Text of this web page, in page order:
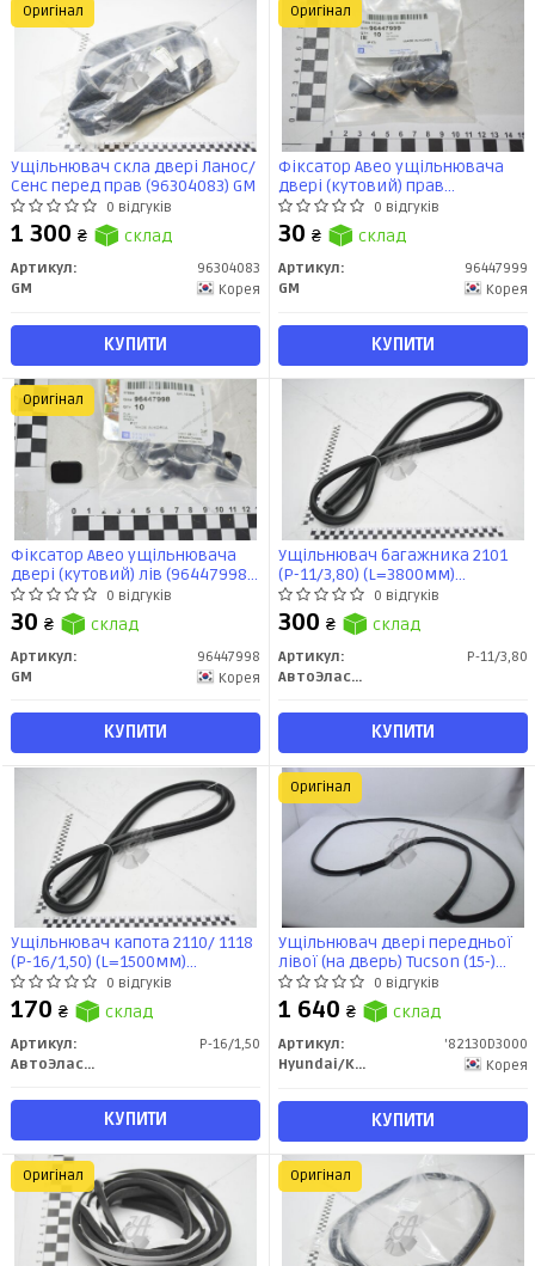
Ущільнювач скла двері Ланос/
Сенс перед прав (96304083) GM
0 відгуків
1 300 ₴ склад
Артикул:
96304083
GM
Корея
КУПИТИ
Оригінал
Фіксатор Авео ущільнювача
двері (кутовий) прав
(96447999) GM0 відгуків
30 ₴ склад
Артикул:
96447999
GM
Корея
КУПИТИ
Оригінал
Фіксатор Авео ущільнювача
двері (кутовий) лів (96447998)
GM
0 відгуків
30 ₴ склад
Артикул:
96447998
GM
Корея
КУПИТИ
Оригінал
Ущільнювач багажника 2101
(Р-11/3,80) (L=3800мм)
АвтоЕластика0 відгуків
300 ₴ склад
Артикул:
Р-11/3,80
АвтоЭластика
КУПИТИ
Ущільнювач капота 2110/ 1118
(Р-16/1,50) (L=1500мм)
АвтоЕластика0 відгуків
170 ₴ склад
Артикул:
Р-16/1,50
АвтоЭластика
КУПИТИ
Ущільнювач двері передньої
лівої (на дверь) Tucson (15-)
(82130D3000) Mobis
0 відгуків
1 640 ₴ склад
Артикул:
'82130D3000
Hyundai/Kia/Mobis
Корея
КУПИТИ
Оригінал
Оригінал Оригінал